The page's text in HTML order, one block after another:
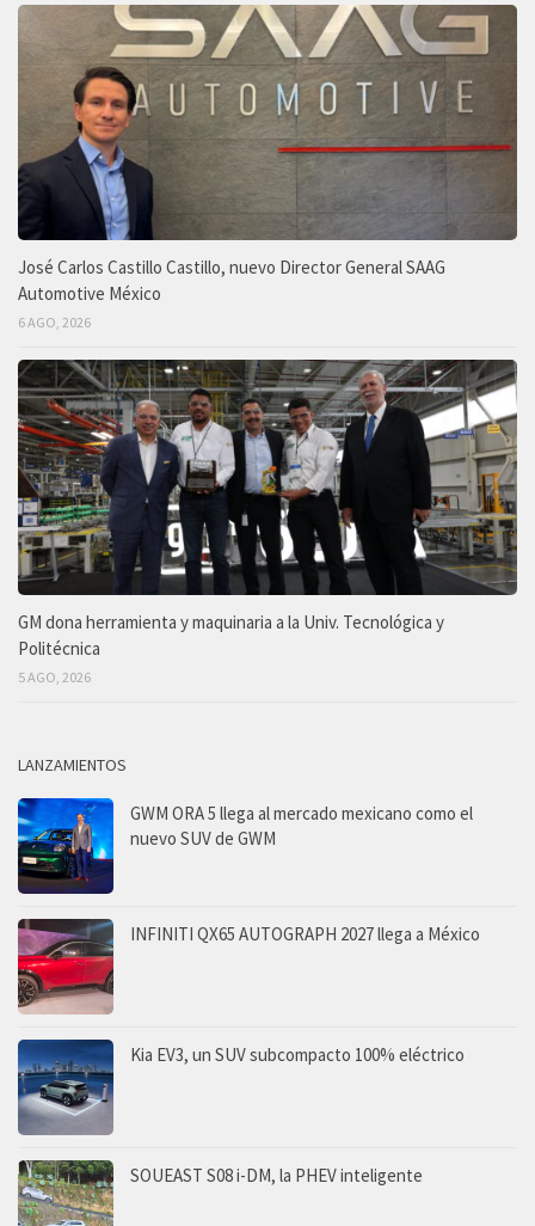
José Carlos Castillo Castillo, nuevo Director General SAAG
Automotive México
6 AGO, 2026
GM dona herramienta y maquinaria a la Univ. Tecnológica y
Politécnica
5 AGO, 2026
LANZAMIENTOS
GWM ORA 5 llega al mercado mexicano como el
nuevo SUV de GWM
INFINITI QX65 AUTOGRAPH 2027 llega a México
Kia EV3, un SUV subcompacto 100% eléctrico
SOUEAST S08 i-DM, la PHEV inteligente